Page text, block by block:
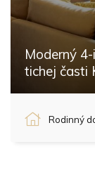
Moderný
tichej časti
Rodinný